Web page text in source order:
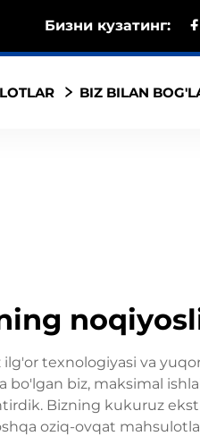
Бизни кузатинг:
BIZ BILAN
texnologiyasi va
bo'lgan biz, maksimal
Bizning kukuruz
oziq-ovqat